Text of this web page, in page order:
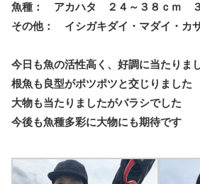
魚種： アカハタ ２４～３８ｃｍ
その他： イシガキダイ・マダイ・カ
今日も魚の活性高く、好調に当たりま
根魚も良型がポツポツと交じりました
大物も当たりましたがバラシでした
今後も魚種多彩に大物にも期待です